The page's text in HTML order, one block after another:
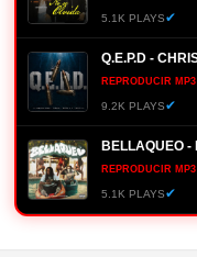
5.1K PLAYS✔
REPRODUCIR MP3
9.2K PLAYS✔
REPRODUCIR MP3
5.1K PLAYS✔